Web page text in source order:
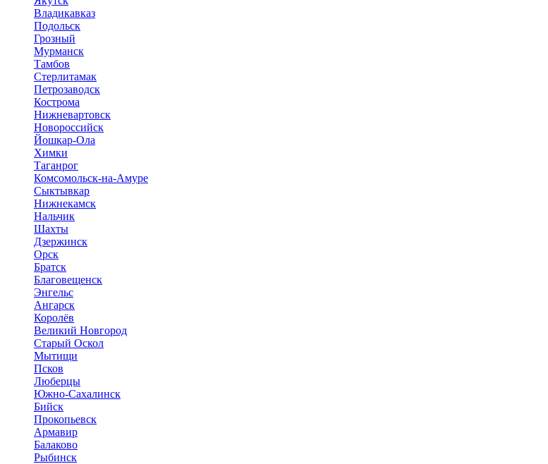
Владикавказ
Подольск
Грозный
Мурманск
Тамбов
Стерлитамак
Петрозаводск
Кострома
Нижневартовск
Новороссийск
Йошкар-Ола
Химки
Таганрог
Комсомольск-на-Амуре
Сыктывкар
Нижнекамск
Нальчик
Шахты
Дзержинск
Орск
Братск
Благовещенск
Энгельс
Ангарск
Королёв
Великий Новгород
Старый Оскол
Мытищи
Псков
Люберцы
Южно-Сахалинск
Бийск
Прокопьевск
Армавир
Балаково
Рыбинск